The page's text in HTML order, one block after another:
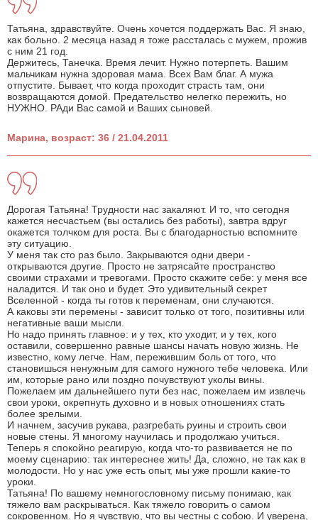
Татьяна, здравствуйте. Очень хочется поддержать Вас. Я знаю,
как больно. 2 месяца назад я тоже рассталась с мужем, прожив
с ним 21 год.
Держитесь, Танечка. Время лечит. Нужно потерпеть. Вашим
мальчикам нужна здоровая мама. Всех Вам благ. А мужа
отпустите. Бывает, что когда проходит страсть там, они
возвращаются домой. Предательство нелегко пережить, но
НУЖНО. РАди Вас самой и Ваших сыновей.
Марина, возраст: 36 / 21.04.2011
Дорогая Татьяна! Трудности нас закаляют. И то, что сегодня
кажется несчастьем (вы остались без работы), завтра вдруг
окажется толчком для роста. Вы с благодарностью вспомните
эту ситуацию.
У меня так сто раз было. Закрываются одни двери -
открываются другие. Просто не затрясайте пространство
своими страхами и тревогами. Просто скажите себе: у меня все
наладится. И так оно и будет. Это удивительный секрет
Вселенной - когда ты готов к переменам, они случаются.
А каковы эти перемены - зависит только от того, позитивны или
негативные ваши мысли.
Но надо принять главное: и у тех, кто уходит, и у тех, кого
оставили, совершенно равные шансы начать новую жизнь. Не
известно, кому легче. Нам, пережившим боль от того, что
становишься ненужным для самого нужного тебе человека. Или
им, которые рано или поздно почувствуют уколы вины.
Пожелаем им дальнейшего пути без нас, пожелаем им извлечь
свои уроки, окрепнуть духовно и в новых отношениях стать
более зрелыми.
И начнем, засучив рукава, разгребать руины и строить свои
новые стены. Я многому научилась и продолжаю учиться.
Теперь я спокойно реагирую, когда что-то развивается не по
моему сценарию: так интереснее жить! Да, сложно, не так как в
молодости. Но у нас уже есть опыт, мы уже прошли какие-то
уроки.
Татьяна! По вашему немногословному письму понимаю, как
тяжело вам раскрываться. Как тяжело говорить о самом
сокровенном. Но я чувствую, что вы честны с собою. И уверена,